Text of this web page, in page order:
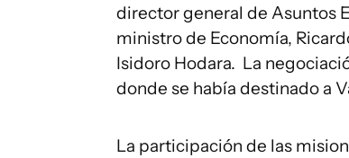
director general de Asuntos
ministro de Economía,
Isidoro Hodara. La
donde se había destinado a
La participación de las